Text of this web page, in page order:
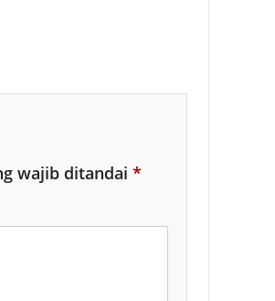
wajib ditandai *